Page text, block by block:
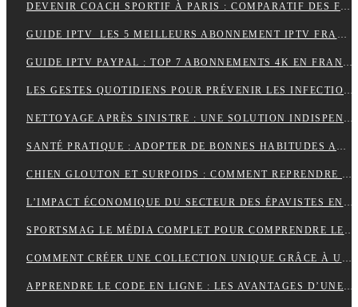
DEVENIR COACH SPORTIF À PARIS : COMPARATIF DES FORMATIONS CQP FITNESS
GUIDE IPTV LES 5 MEILLEURS ABONNEMENT IPTV FRANÇAIS 4K
GUIDE IPTV PAYPAL : TOP 7 ABONNEMENTS 4K EN FRANCE
LES GESTES QUOTIDIENS POUR PRÉVENIR LES INFECTIONS CHEZ LES VOLAILLES
NETTOYAGE APRÈS SINISTRE : UNE SOLUTION INDISPENSABLE POUR RETROUVER DES ESPACES SÛRS ET SALUBRES
SANTÉ PRATIQUE : ADOPTER DE BONNES HABITUDES AU QUOTIDIEN
CHIEN GLOUTON ET SURPOIDS : COMMENT REPRENDRE LE CONTRÔLE DES PORTIONS ?
L’IMPACT ÉCONOMIQUE DU SECTEUR DES ÉPAVISTES EN FRANCE
SPORTSMAG LE MÉDIA COMPLET POUR COMPRENDRE LE SPORT LA NUTRITION ET LA PERFORMANCE
COMMENT CRÉER UNE COLLECTION UNIQUE GRÂCE À UN GROSSISTE DE VÊTEMENTS PERSONNALISÉS
APPRENDRE LE CODE EN LIGNE : LES AVANTAGES D’UNE FORMATION ENTIÈREMENT NUMÉRIQUE